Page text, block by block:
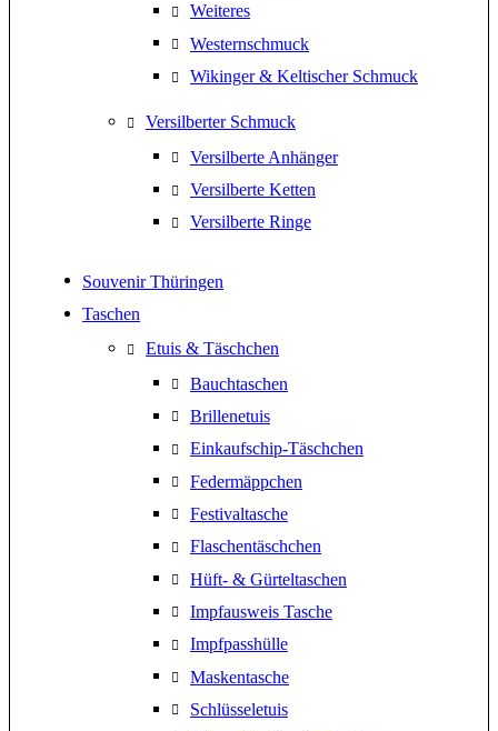
Weiteres
Westernschmuck
Wikinger & Keltischer Schmuck
Versilberter Schmuck
Versilberte Anhänger
Versilberte Ketten
Versilberte Ringe
Souvenir Thüringen
Taschen
Etuis & Täschchen
Bauchtaschen
Brillenetuis
Einkaufschip-Täschchen
Federmäppchen
Festivaltasche
Flaschentäschchen
Hüft- & Gürteltaschen
Impfausweis Tasche
Impfpasshülle
Maskentasche
Schlüsseletuis